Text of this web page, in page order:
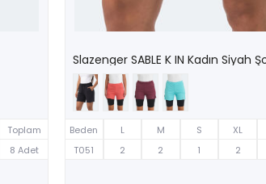
Toplam
8 Adet
Slazenger SABLE K IN Kadın Siyah
Beden L M S
XL
T051
2 2 1 2